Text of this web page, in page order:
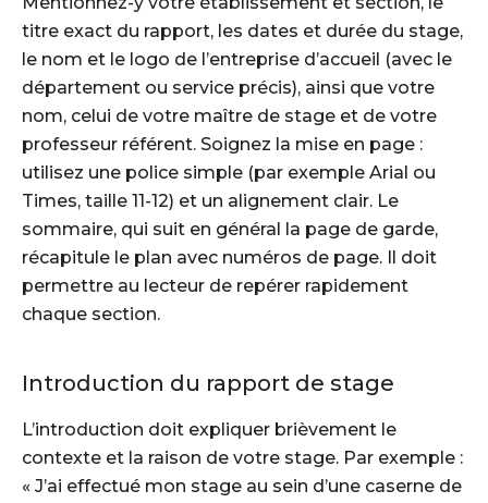
titre exact du rapport, les dates et durée du stage,
le nom et le logo de l’entreprise d’accueil (avec le
département ou service précis), ainsi que votre
nom, celui de votre maître de stage et de votre
professeur référent. Soignez la mise en page :
utilisez une police simple (par exemple Arial ou
Times, taille 11-12) et un alignement clair. Le
sommaire, qui suit en général la page de garde,
récapitule le plan avec numéros de page. Il doit
permettre au lecteur de repérer rapidement
chaque section.
Introduction du rapport de stage
L’introduction doit expliquer brièvement le
contexte et la raison de votre stage. Par exemple :
« J’ai effectué mon stage au sein d’une caserne de